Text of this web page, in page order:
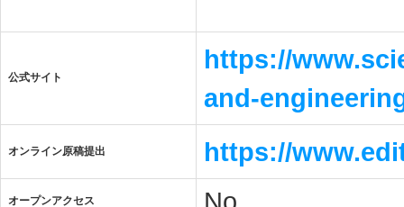
公式サイト
https://
and-
オンライン原稿提出 https://
オープンアクセス